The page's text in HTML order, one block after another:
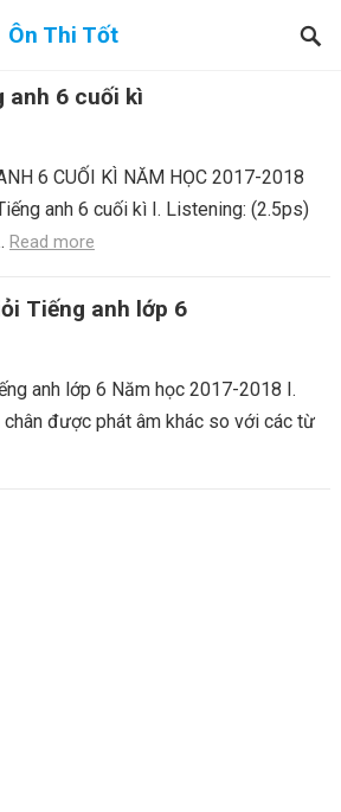
Ôn Thi Tốt
anh 6 cuối kì
6 CUỐI KÌ NĂM HỌC 2017-2018
anh 6 cuối kì I. Listening: (2.5ps)
Read more
Tiếng anh lớp 6
anh lớp 6 Năm học 2017-2018 I.
được phát âm khác so với các từ